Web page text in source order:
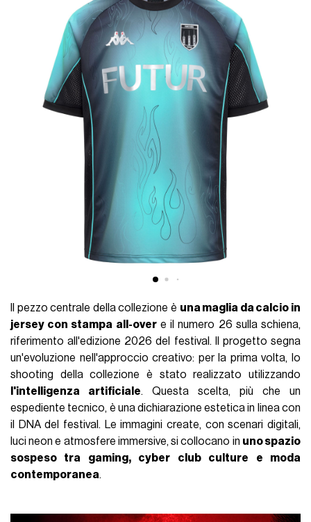
Il pezzo centrale della collezione è una maglia da calcio in
jersey con stampa all-overe il numero 26 sulla schiena,
riferimento all'edizione 2026 del festival. Il progetto segna
un'evoluzione nell'approccio creativo: per la prima volta, lo
shooting della collezione è stato realizzato utilizzando
l'intelligenza artificiale. Questa scelta, più che un
espediente tecnico, è una dichiarazione estetica in linea con
il DNA del festival. Le immagini create, con scenari digitali,
luci neon e atmosfere immersive, si collocano in uno spazio
sospeso tra gaming, cyber club culture e moda
contemporanea.